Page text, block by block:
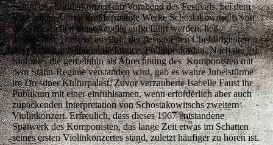
Schon das Sonderkonzert am Vorabend des Festivals, bei dem
seit einigen Jahren großformatige Werke Schostakowitschs von
der Sächsischen Staatskapelle aufgeführt werden, ließ
aufhorchen. Diesmal am Pult: der designierten Chefdirigenten
des Orchestre National de France, Philippe Jordan. Nach der 10.
Sinfonie, die gemeinhin als Abrechnung des Komponisten mit
dem Stalin-Regime verstanden wird, gab es wahre Jubelstürme
im Dresdner Kulturpalast. Zuvor verzauberte Isabelle Faust ihr
Publikum mit einer einfühlsamen, wenn erforderlich aber auch
zupackenden Interpretation von Schostakowitschs zweitem
Violinkonzert. Erfreulich, dass dieses 1967 entstandene
Spätwerk des Komponisten, das lange Zeit etwas im Schatten
seines ersten Violinkonzertes stand, zuletzt häufiger zu hören ist.